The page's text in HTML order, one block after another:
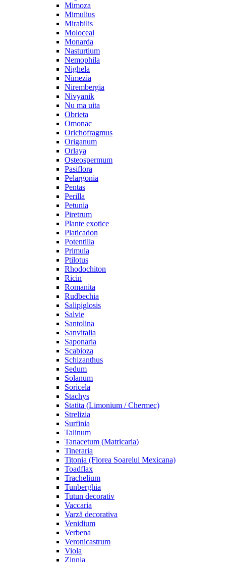
Mimoza
Mimulius
Mirabilis
Moloceai
Monarda
Nasturtium
Nemophila
Nighela
Nimezia
Nirembergia
Nivyanik
Nu ma uita
Obrieta
Omonac
Orichofragmus
Origanum
Orlaya
Osteospermum
Pasiflora
Pelargonia
Pentas
Perilla
Petunia
Piretrum
Plante exotice
Platicadon
Potentilla
Primula
Ptilotus
Rhodochiton
Ricin
Romanita
Rudbechia
Salipiglosis
Salvie
Santolina
Sanvitalia
Saponaria
Scabioza
Schizanthus
Sedum
Solanum
Soricela
Stachys
Statita (Limonium / Chermec)
Strelizia
Surfinia
Talinum
Tanacetum (Matricaria)
Tineraria
Titonia (Florea Soarelui Mexicana)
Toadflax
Trachelium
Tunberghia
Tutun decorativ
Vaccaria
Varză decorativa
Venidium
Verbena
Veronicastrum
Viola
Zinnia